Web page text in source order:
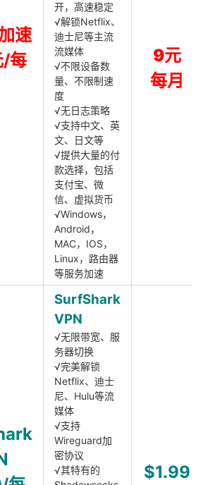
速
/每
开，高速稳定
√解锁Netflix、
迪士尼等主流
流媒体
√不限设备数
量、不限制速
度
√无日志策略
√支持中文、英
文、日文等
√提供大量的付
款选择，包括
支付宝、微
信、虚拟货币
√Windows，
Android，
MAC，IOS，
Linux，路由器
等服务加速
9元
每月
SurfShark
VPN
√无限带宽、服
务器切换
√完美解锁
Netflix、迪士
尼、Hulu等流
媒体
√支持
Wireguard加
密协议
√其特有的
$1.99